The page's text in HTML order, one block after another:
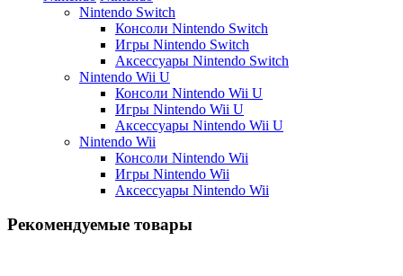
Nintendo Switch
Консоли Nintendo Switch
Игры Nintendo Switch
Аксессуары Nintendo Switch
Nintendo Wii U
Консоли Nintendo Wii U
Игры Nintendo Wii U
Аксессуары Nintendo Wii U
Nintendo Wii
Консоли Nintendo Wii
Игры Nintendo Wii
Аксессуары Nintendo Wii
Рекомендуемые товары